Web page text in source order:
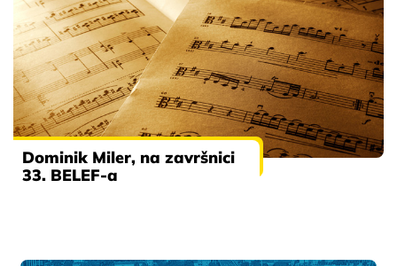
Dominik Miler, na završnici
33. BELEF-a